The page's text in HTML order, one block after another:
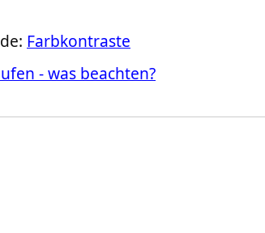
Farbkontraste
- was beachten?